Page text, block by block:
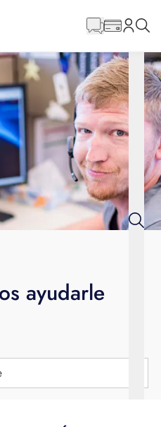
ayudarle